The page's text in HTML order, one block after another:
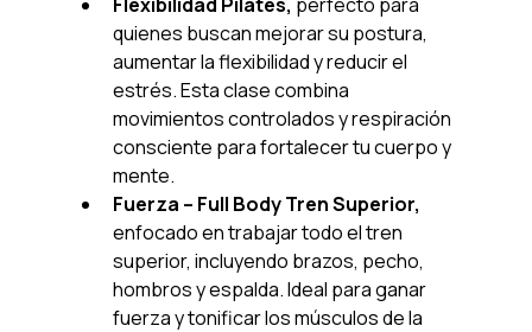
quienes buscan mejorar su postura,
aumentar la flexibilidad y reducir el
estrés. Esta clase combina
movimientos controlados y respiración
consciente para fortalecer tu cuerpo y
mente.
Fuerza – Full Body Tren Superior,
enfocado en trabajar todo el tren
superior, incluyendo brazos, pecho,
hombros y espalda. Ideal para ganar
fuerza y tonificar los músculos de la